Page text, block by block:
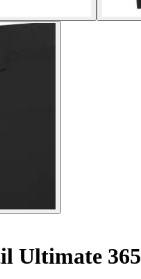
Ultimate 365